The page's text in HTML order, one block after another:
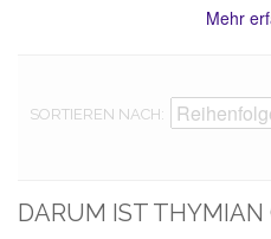
Mehr
SORTIEREN NACH
DARUM IST THYMIAN